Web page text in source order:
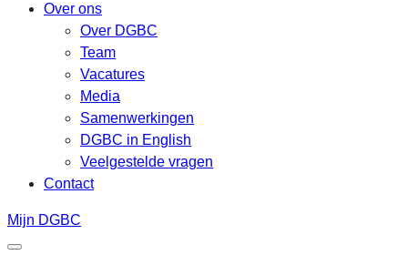
Over ons
Over DGBC
Team
Vacatures
Media
Samenwerkingen
DGBC in English
Veelgestelde vragen
Contact
Mijn DGBC